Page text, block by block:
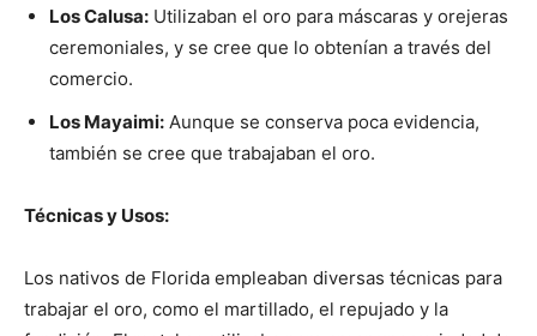
Los Calusa: Utilizaban el oro para máscaras y orejeras
ceremoniales, y se cree que lo obtenían a través del
comercio.
Los Mayaimi: Aunque se conserva poca evidencia,
también se cree que trabajaban el oro.
Técnicas y Usos:
Los nativos de Florida empleaban diversas técnicas para
trabajar el oro, como el martillado, el repujado y la